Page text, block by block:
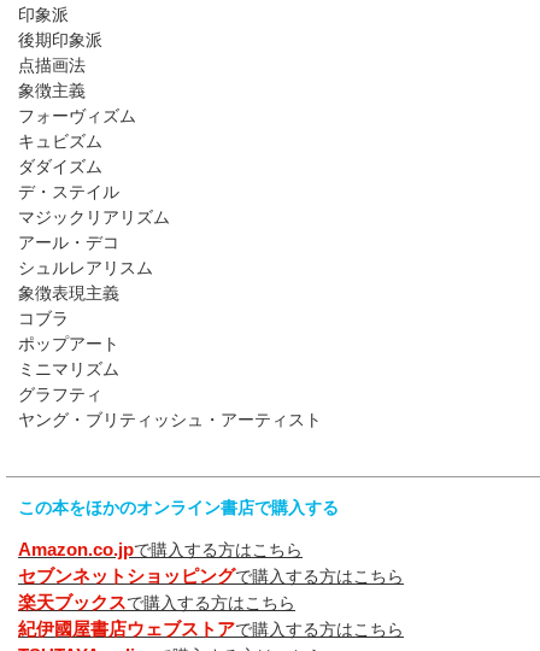
印象派
後期印象派
点描画法
象徴主義
フォーヴィズム
キュビズム
ダダイズム
デ・ステイル
マジックリアリズム
アール・デコ
シュルレアリスム
象徴表現主義
コブラ
ポップアート
ミニマリズム
グラフティ
ヤング・ブリティッシュ・アーティスト
この本をほかのオンライン書店で購入する
Amazon.co.jpで購入する方はこちら
セブンネットショッピングで購入する方はこちら
楽天ブックスで購入する方はこちら
紀伊國屋書店ウェブストアで購入する方はこちら